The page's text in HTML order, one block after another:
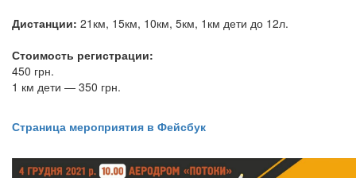
Дистанции: 21км, 15км, 10км, 5км, 1км дети до 12л.
Стоимость регистрации:
450 грн.
1 км дети — 350 грн.
Страница мероприятия в Фейсбук